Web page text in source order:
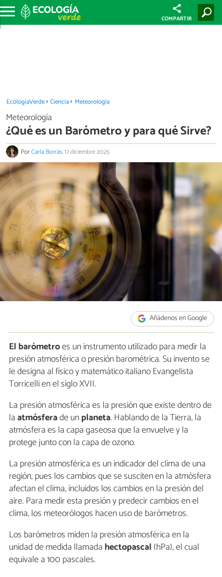
COMPARTIR
EcologíaVerde Ciencia Meteorología
Meteorología
¿Qué es un Barómetro y para qué Sirve?
PorCarla Borràs.17 diciembre 2025
Añádenos en Google
El barómetroes un instrumento utilizado para medir la
presión atmosférica o presión barométrica. Su invento se
le designa al físico y matemático italiano Evangelista
Torricelli en el siglo XVII.
La presión atmosférica es la presión que existe dentro de
laatmósferade unplaneta. Hablando de la Tierra, la
atmósfera es la capa gaseosa que la envuelve y la
protege junto con la capa de ozono.
La presión atmosférica es un indicador del clima de una
región, pues los cambios que se susciten en la atmósfera
afectan el clima, incluidos los cambios en la presión del
aire. Para medir esta presión y predecir cambios en el
clima, los meteorólogos hacen uso de barómetros.
Los barómetros miden la presión atmosférica en la
unidad de medida llamada hectopascal (hPa), el cual
equivale a 100 pascales.